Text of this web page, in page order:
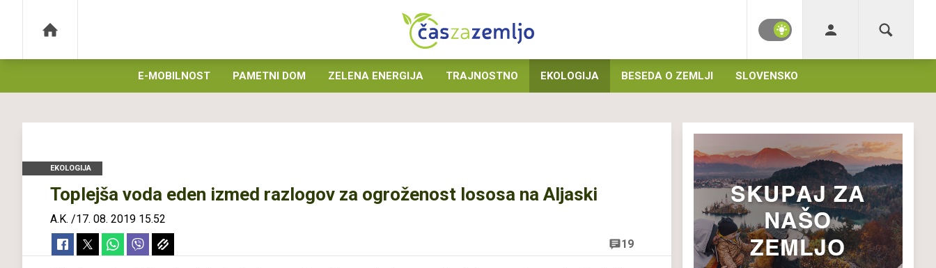
E-MOBILNOST PAMETNI DOM ZELENA ENERGIJA TRAJNOSTNO EKOLOGIJA BESEDA O ZEMLJI SLOVENSKO
EKOLOGIJA
Toplejša voda eden izmed razlogov za ogroženost lososa na Aljaski
A.K. /17. 08. 2019 15.52
19